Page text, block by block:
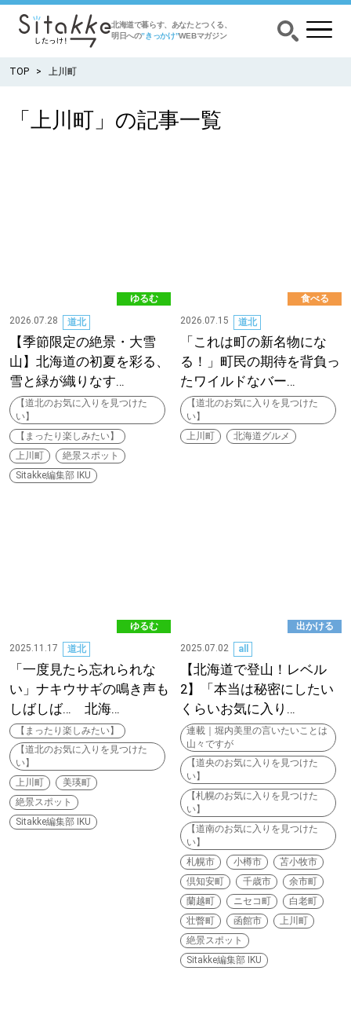
北海道で暮らす、あなたとつくる、
明日への”きっかけ”WEBマガジン
育む
深める
ゆるむ
SitakkeTV
道北
道南
道東
道央
KEYWORD
【いろんな価値観や生き方に触れたい】
TOP 上川町
「上川町」の記事一覧
ゆるむ
2026.07.28
道北
【季節限定の絶景・大雪
山】北海道の初夏を彩る、
雪と緑が織りなす…
【道北のお気に入りを見つけた
い】
【まったり楽しみたい】
上川町
絶景スポット
Sitakke編集部 IKU
食べる
2026.07.15
道北
「これは町の新名物にな
る！」町民の期待を背負っ
たワイルドなバー…
【道北のお気に入りを見つけた
い】
上川町
北海道グルメ
ゆるむ
2025.11.17
道北
「一度見たら忘れられな
い」ナキウサギの鳴き声も
しばしば… 北海…
【まったり楽しみたい】
【道北のお気に入りを見つけた
い】
上川町
美瑛町
絶景スポット
Sitakke編集部 IKU
出かける
2025.07.02
all
【北海道で登山！レベル
2】「本当は秘密にしたい
くらいお気に入り…
連載｜堀内美里の言いたいことは
山々ですが
【道央のお気に入りを見つけた
い】
【札幌のお気に入りを見つけた
い】
【道南のお気に入りを見つけた
い】
札幌市
小樽市
苫小牧市
倶知安町
千歳市
余市町
蘭越町
ニセコ町
白老町
壮瞥町
函館市
上川町
絶景スポット
Sitakke編集部 IKU